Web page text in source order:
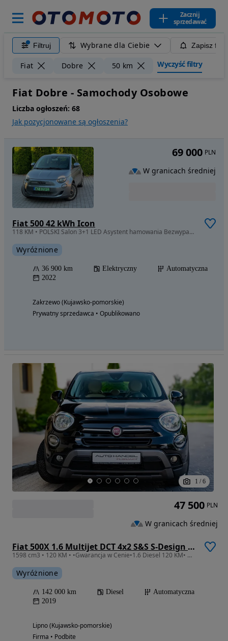
Zacznij
sprzedawać
Filtruj Wybrane dla Ciebie Zapisz
Fiat Dobre 50 km Wyczyść filtry
Fiat Dobre - Samochody Osobowe
Liczba ogłoszeń: 68
Jak pozycjonowane są ogłoszenia?
Fiat 500 42 kWh Icon
118 KM • POLSKI Salon 3+1 LED Asystent hamowania Bezwypadkowy Pierw. właśc. FV
Wyróżnione
36 900 km Elektryczny
Automatyczna
2022
Zakrzewo (Kujawsko-pomorskie)
Prywatny sprzedawca • Opublikowano
69 000 PLN
W granicach średniej
1 / 6
Fiat 500X 1.6 Multijet DCT 4x2 S&S S-Design Cross Look
1598 cm3 • 120 KM • •Gwarancja w Cenie•1.6 Diesel 120 KM• Wersja Po Lifcie
Wyróżnione
142 000 km Diesel
Automatyczna
2019
Lipno (Kujawsko-pomorskie)
Firma • Podbite
47 500 PLN
W granicach średniej